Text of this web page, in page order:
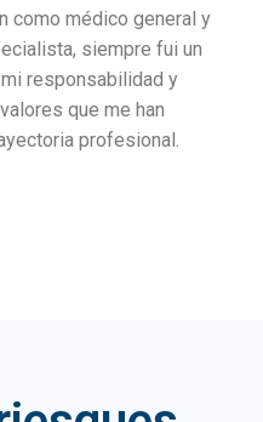
como médico general y
siempre fui un
responsabilidad y
que me han
profesional.